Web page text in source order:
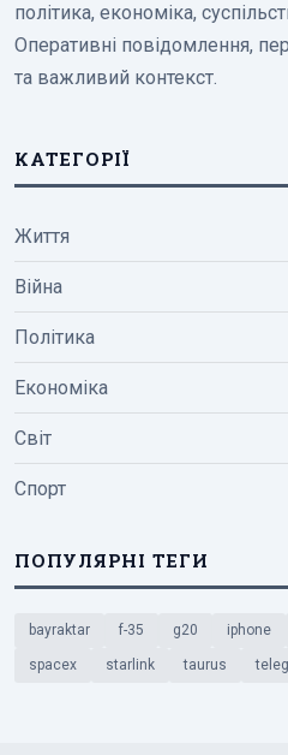
політика, економіка,
Оперативні повідомлення,
та важливий контекст.
КАТЕГОРІЇ
Життя
Війна
Політика
Економіка
Світ
Спорт
ПОПУЛЯРНІ ТЕГИ
bayraktar f-35 g20 iphone
spacex starlink taurus